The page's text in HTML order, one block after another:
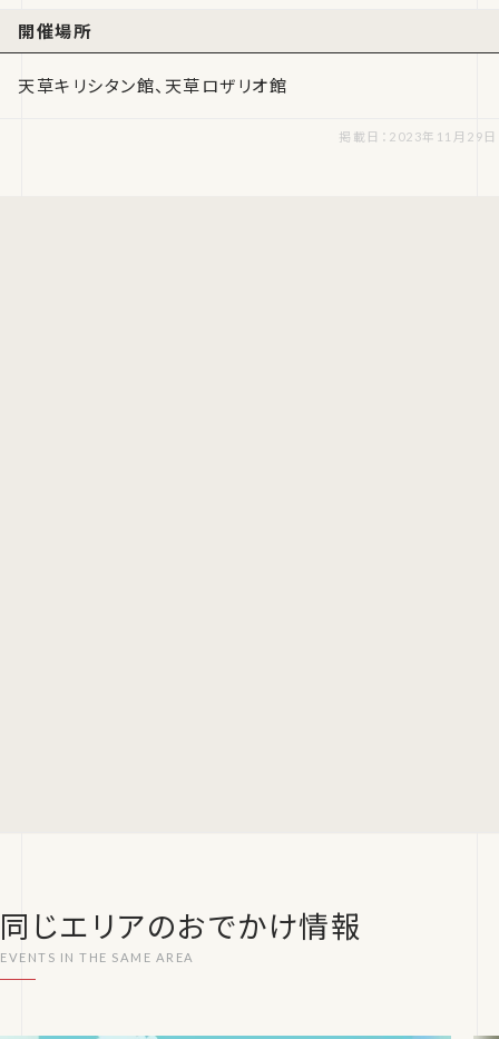
開催場所
天草キリシタン館、天草ロザリオ館
掲載日：2023年11月29日
同じエリアのおでかけ情報